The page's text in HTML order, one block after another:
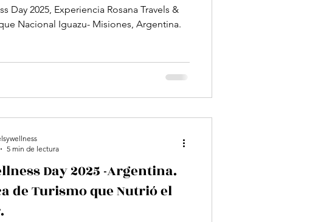
Experiencia Rosana Travels &
Nacional Iguazu- Misiones, Argentina.
Day 2025 -Argentina.
de Turismo que Nutrió el
5 min de lectura